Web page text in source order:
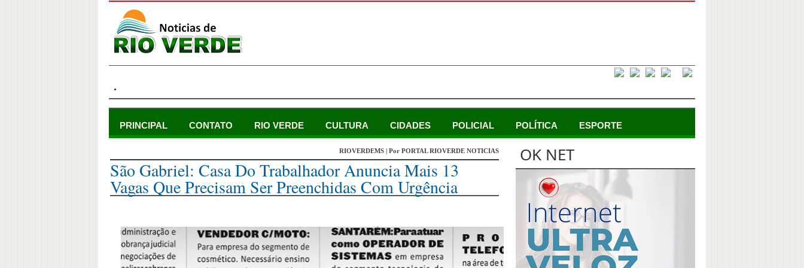
.
PRINCIPAL CONTATO RIO VERDE CULTURA CIDADES POLICIAL POLÍTICA ESPORTE
RIOVERDEMS | Por PORTAL RIOVERDE NOTICIAS
São Gabriel: Casa Do Trabalhador Anuncia Mais 13
Vagas Que Precisam Ser Preenchidas Com Urgência
OK NET